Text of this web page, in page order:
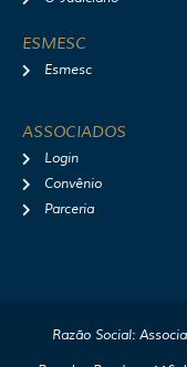
ESMESC
Esmesc
ASSOCIADOS
Login
Convênio
Parceria
Razão Social: